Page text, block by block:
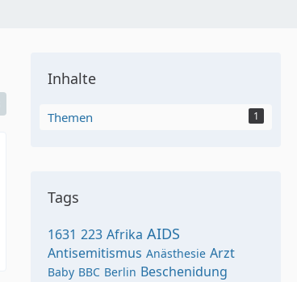
Inhalte
Themen 1
Tags
1631 223 Afrika AIDS
Antisemitismus Anästhesie Arzt
Baby BBC Berlin Beschenidung